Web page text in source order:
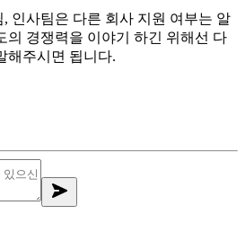
인사팀은 다른 회사 지원 여부는 알
의 경쟁력을 이야기 하긴 위해선 다
해주시면 됩니다.